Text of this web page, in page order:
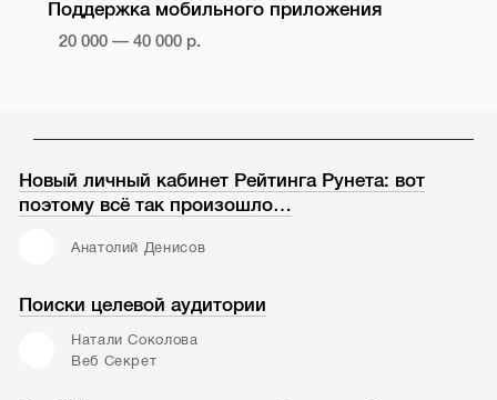
Поддержка мобильного приложения
20 000 — 40 000 р.
Новый личный кабинет Рейтинга Рунета: вот
поэтому всё так произошло…
Анатолий Денисов
Поиски целевой аудитории
Натали Соколова
Веб Секрет